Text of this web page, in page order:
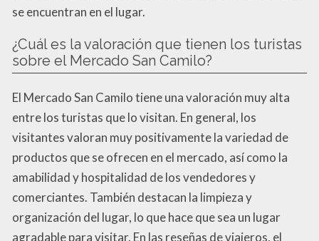
se encuentran en el lugar.
¿Cuál es la valoración que tienen los turistas
sobre el Mercado San Camilo?
El Mercado San Camilo tiene una valoración muy alta
entre los turistas que lo visitan. En general, los
visitantes valoran muy positivamente la variedad de
productos que se ofrecen en el mercado, así como la
amabilidad y hospitalidad de los vendedores y
comerciantes. También destacan la limpieza y
organización del lugar, lo que hace que sea un lugar
agradable para visitar. En las reseñas de viajeros, el